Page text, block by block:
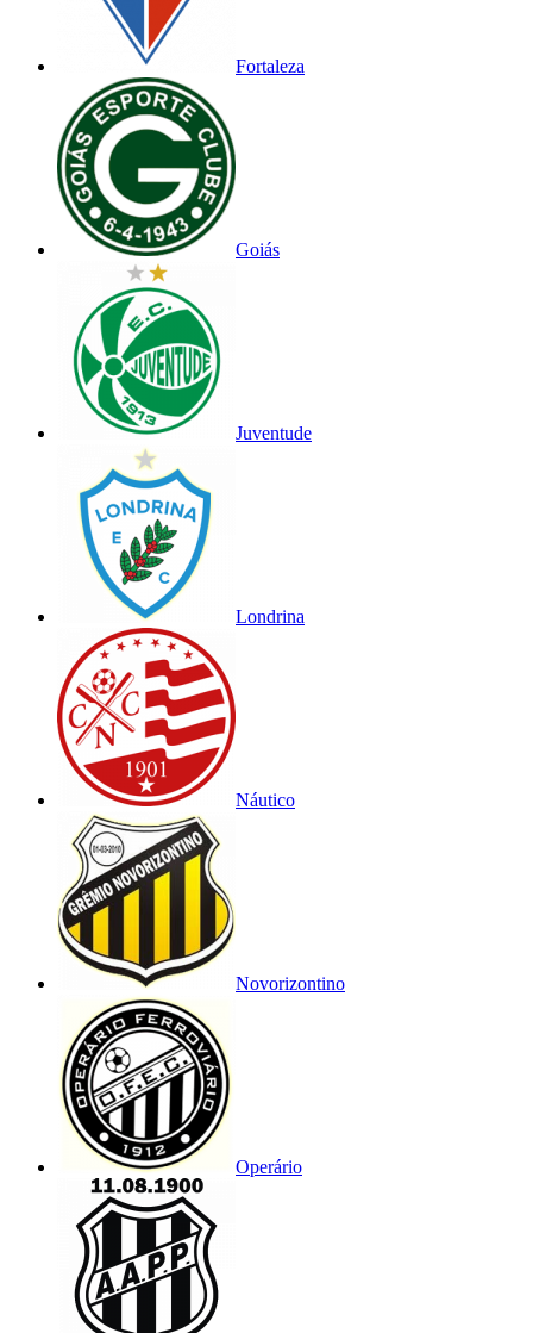
Fortaleza
Goiás
Juventude
Londrina
Náutico
Novorizontino
Operário